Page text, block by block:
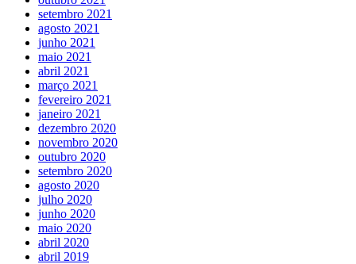
setembro 2021
agosto 2021
junho 2021
maio 2021
abril 2021
março 2021
fevereiro 2021
janeiro 2021
dezembro 2020
novembro 2020
outubro 2020
setembro 2020
agosto 2020
julho 2020
junho 2020
maio 2020
abril 2020
abril 2019